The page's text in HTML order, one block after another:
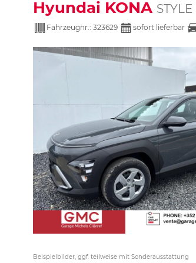
Hyundai KONA
Fahrzeugnr.: 323629 sofort lieferbar
Beispielbilder, ggf. teilweise mit Sonderausstattung